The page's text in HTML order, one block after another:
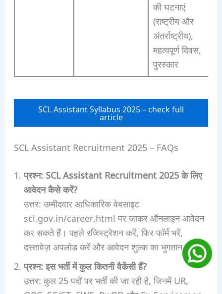
की घटनाएं
(राष्ट्रीय और
अंतर्राष्ट्रीय),
महत्वपूर्ण दिवस,
पुरस्कार
SCL Assistant Syllabus 2025 – check full
article
SCL Assistant Recruitment 2025 – FAQs
प्रश्न: SCL Assistant Recruitment 2025 के लिए
आवेदन कैसे करें?
उत्तर: उम्मीदवार आधिकारिक वेबसाइट
scl.gov.in/career.html पर जाकर ऑनलाइन आवेदन
कर सकते हैं। पहले रजिस्ट्रेशन करें, फिर फॉर्म भरें,
दस्तावेज़ अपलोड करें और आवेदन शुल्क का भुगतान करें।
प्रश्न: इस भर्ती में कुल कितनी वैकेंसी हैं?
उत्तर: कुल 25 पदों पर भर्ती की जा रही है, जिनमें UR,